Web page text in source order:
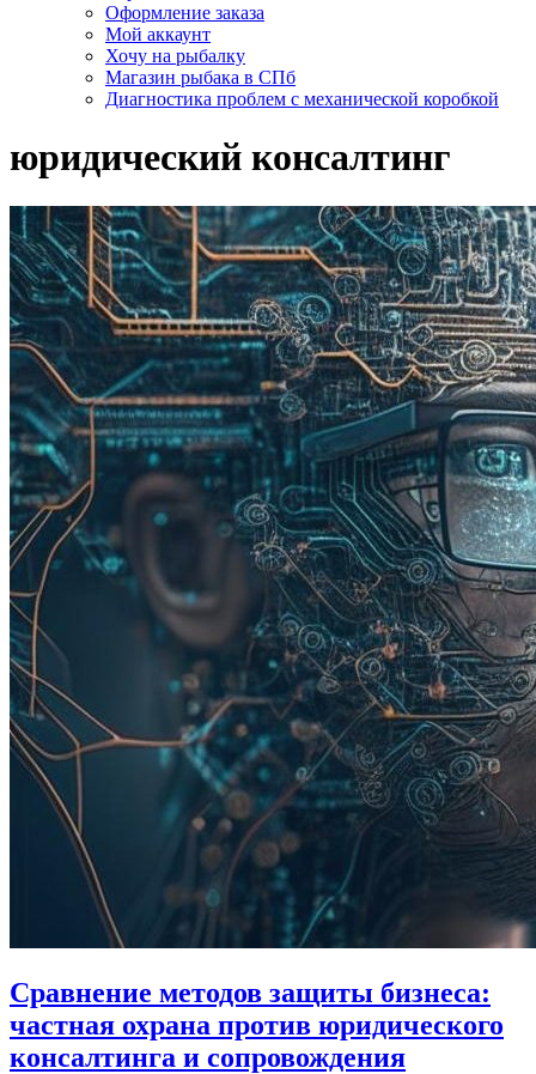
Оформление заказа
Мой аккаунт
Хочу на рыбалку
Магазин рыбака в СПб
Диагностика проблем с механической коробкой
юридический консалтинг
Сравнение методов защиты бизнеса:
частная охрана против юридического
консалтинга и сопровождения